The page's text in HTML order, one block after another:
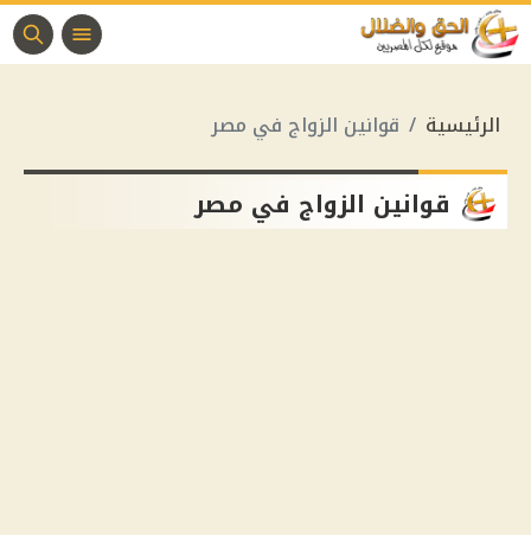
الرئيسية قوانين الزواج في مصر
قوانين الزواج في مصر